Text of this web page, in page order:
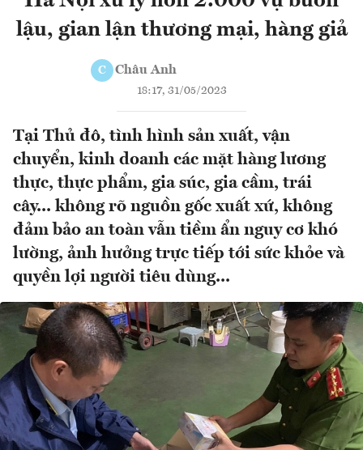
lậu, gian lận thương mại, hàng giả
C Châu Anh
18:17, 31/05/2023
Tại Thủ đô, tình hình sản xuất, vận
chuyển, kinh doanh các mặt hàng lương
thực, thực phẩm, gia súc, gia cầm, trái
cây... không rõ nguồn gốc xuất xứ, không
đảm bảo an toàn vẫn tiềm ẩn nguy cơ khó
lường, ảnh hưởng trực tiếp tới sức khỏe và
quyền lợi người tiêu dùng...